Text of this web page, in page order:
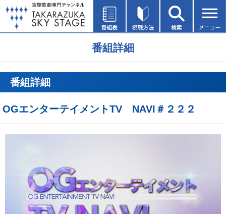
番組詳細
番組詳細
OGエンターテイメントTV NAVI＃２２２